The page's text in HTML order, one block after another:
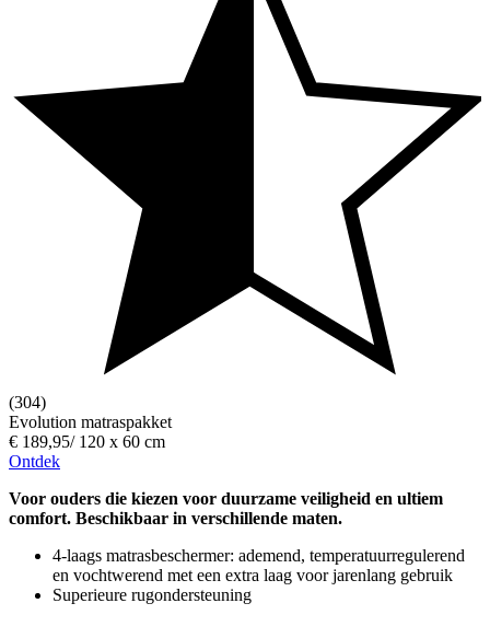
(304)
Evolution matraspakket
€ 189,95/ 120 x 60 cm
Ontdek
Voor ouders die kiezen voor duurzame veiligheid en ultiem
comfort. Beschikbaar in verschillende maten.
4-laags matrasbeschermer: ademend, temperatuurregulerend
en vochtwerend met een extra laag voor jarenlang gebruik
Superieure rugondersteuning